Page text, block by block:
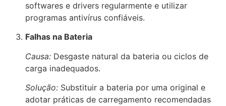
softwares e drivers regularmente e utilizar
programas antivírus confiáveis.
Falhas na Bateria
Causa: Desgaste natural da bateria ou ciclos de
carga inadequados.
Solução: Substituir a bateria por uma original e
adotar práticas de carregamento recomendadas